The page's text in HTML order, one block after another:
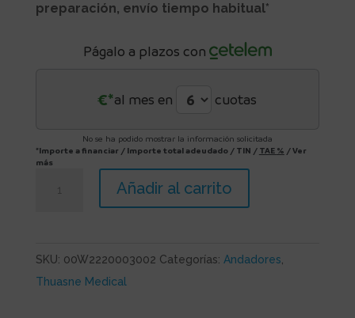
preparación, envío tiempo habitual*
Págalo a plazos con
€*al mes en cuotas
No se ha podido mostrar la información solicitada
*Importe a financiar / Importe total adeudado / TIN / TAE % /Ver
más
Añadir al carrito
SKU: 00W2220003002 Categorías: Andadores,
Thuasne Medical